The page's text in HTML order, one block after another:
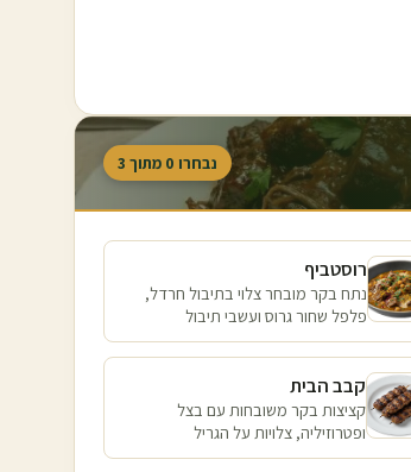
נבחרו 0 מתוך 3
רוסטביף
נתח בקר מובחר צלוי בתיבול חרדל,
פלפל שחור גרוס ועשבי תיבול
קבב הבית
קציצות בקר משובחות עם בצל
ופטרוזיליה, צלויות על הגריל